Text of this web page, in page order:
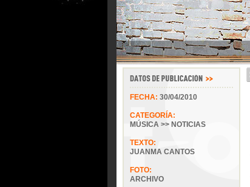
FECHA: 30/04/2010
CATEGORÍA:
MÚSICA >> NOTICIAS
TEXTO:
JUANMA CANTOS
FOTO:
ARCHIVO